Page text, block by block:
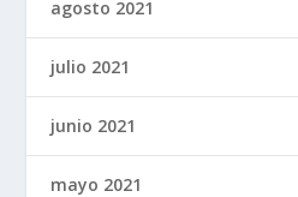
agosto 2021
julio 2021
junio 2021
mayo 2021